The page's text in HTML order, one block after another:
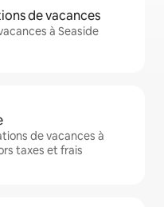
de vacances
à Seaside
de vacances à
taxes et frais